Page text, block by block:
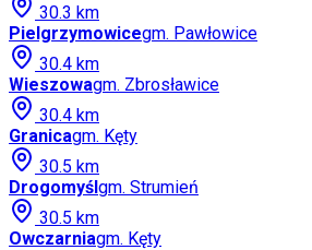
30.3 km
Pielgrzymowicegm. Pawłowice
30.4 km
Wieszowagm. Zbrosławice
30.4 km
Granicagm. Kęty
30.5 km
Drogomyślgm. Strumień
30.5 km
Owczarniagm. Kęty